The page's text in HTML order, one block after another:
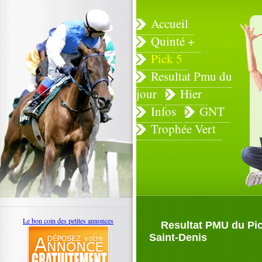
Accueil
Quinté +
Pick 5
Resultat Pmu du
jour
Hier
Infos
GNT
Trophée Vert
Resultat PMU du
Saint-Denis
Le bon coin des petites annonces